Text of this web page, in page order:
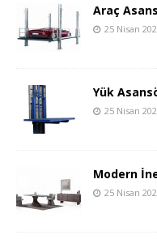
Araç
25 Nisan
Yük
25 Nisan
Modern
25 Nisan